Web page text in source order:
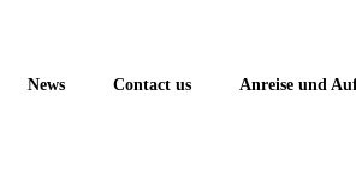
News Contact us Anreise und